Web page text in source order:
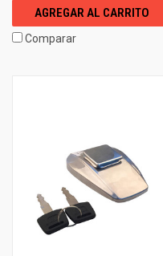
AGREGAR AL CARRITO
Comparar